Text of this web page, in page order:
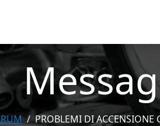
PROBLEMI DI ACCENSIONE